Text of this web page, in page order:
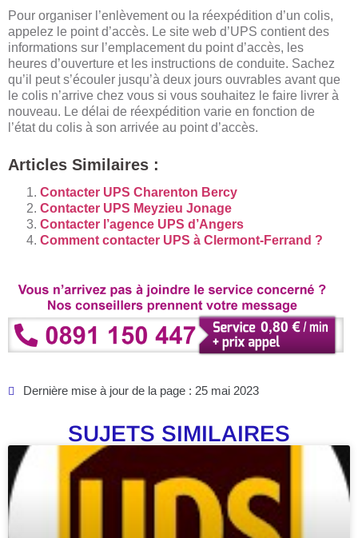
Pour organiser l’enlèvement ou la réexpédition d’un colis,
appelez le point d’accès. Le site web d’UPS contient des
informations sur l’emplacement du point d’accès, les
heures d’ouverture et les instructions de conduite. Sachez
qu’il peut s’écouler jusqu’à deux jours ouvrables avant que
le colis n’arrive chez vous si vous souhaitez le faire livrer à
nouveau. Le délai de réexpédition varie en fonction de
l’état du colis à son arrivée au point d’accès.
Articles Similaires :
Contacter UPS Charenton Bercy
Contacter UPS Meyzieu Jonage
Contacter l’agence UPS d’Angers
Comment contacter UPS à Clermont-Ferrand ?
Dernière mise à jour de la page : 25 mai 2023
SUJETS SIMILAIRES